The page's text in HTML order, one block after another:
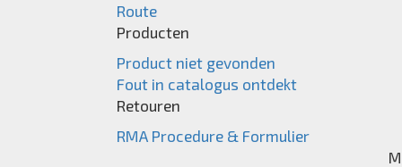
Route
Producten
Product niet gevonden
Fout in catalogus ontdekt
Retouren
RMA Procedure & Formulier